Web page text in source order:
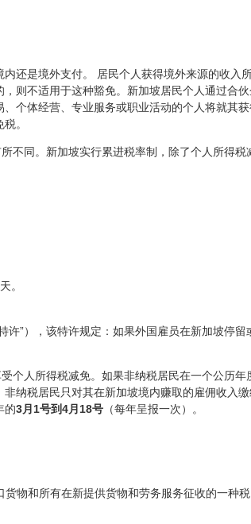
还是境外支付。 居民个人获得境外来源的收入
则不适用于这种豁免。新加坡居民个人通过合
个体经营、专业服务或职业活动的个人将就其
。
不同。新加坡实行累进税率制，除了个人所得税
。
”），该特许规定：如果外国雇员在新加坡停
个人所得税减免。如果非纳税居民在一个公历
纳税居民只对其在新加坡境内赚取的雇佣收入
的3月1号到4月18号 （每年呈报一次）。
物和所有在新提供货物和劳务服务征收的一种